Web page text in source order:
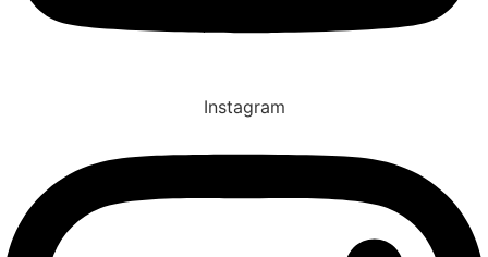
Instagram